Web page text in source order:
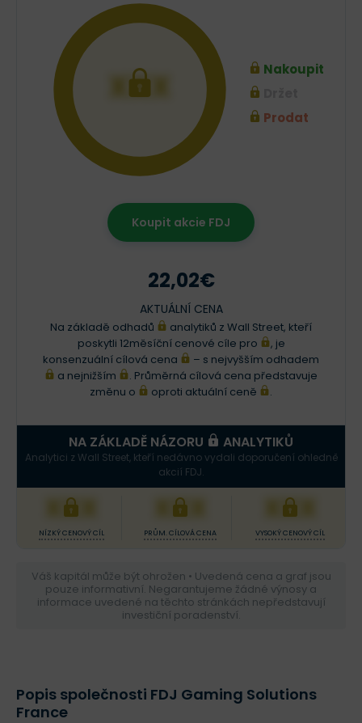
XXX
Nakoupit
Prodat
Koupit akcie FDJ
22,02€
AKTUÁLNÍ CENA
Na základě odhadů
analytiků z Wall Street, kteří
poskytli 12měsíční cenové cíle pro
, je
konsenzuální cílová cena
– s nejvyšším odhadem
a nejnižším
. Průměrná cílová cena představuje
změnu o
oproti aktuální ceně .
NA ZÁKLADĚ NÁZORU ANALYTIKŮ
Analytici z Wall Street, kteří nedávno vydali doporučení ohledně
akcií FDJ.
XXX
NÍZKÝ CENOVÝ CÍL
XXX
PRŮM. CÍLOVÁ CENA
XXX
VYSOKÝ CENOVÝ CÍL
Váš kapitál může být ohrožen • Uvedená cena a graf jsou
pouze informativní. Negarantujeme žádné výnosy a
informace uvedené na těchto stránkách nepředstavují
investiční poradenství.
Popis společnosti FDJ Gaming Solutions
France